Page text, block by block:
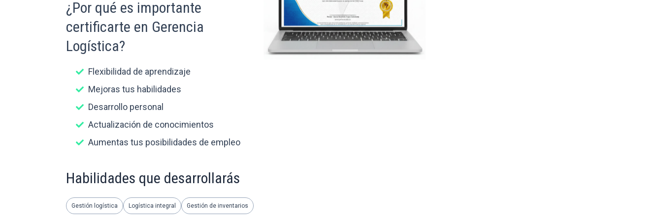
¿Por qué es importante
certificarte en Gerencia
Logística?
Flexibilidad de aprendizaje
Mejoras tus habilidades
Desarrollo personal
Actualización de conocimientos
Aumentas tus posibilidades de empleo
Habilidades que desarrollarás
Gestión logística Logística integral Gestión de inventarios